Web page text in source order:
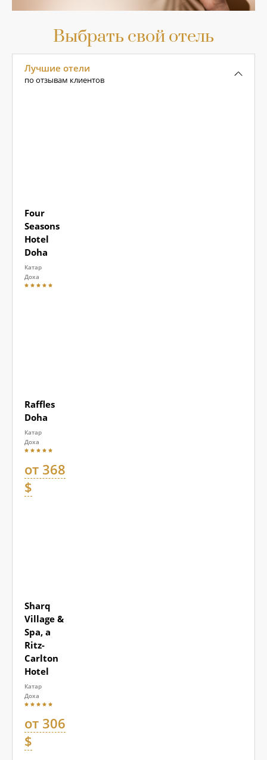
Выбрать свой отель
Лучшие отели
по отзывам клиентов
Four
Seasons
Hotel
Doha
Катар
Доха
Raffles
Doha
Катар
Доха
от 368
$
Sharq
Village &
Spa, a
Ritz-
Carlton
Hotel
Катар
Доха
от 306
$